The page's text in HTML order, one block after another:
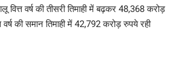
वर्ष की तीसरी तिमाही में बढ़कर 48,368 करोड़
वर्ष की समान तिमाही में 42,792 करोड़ रुपये रही